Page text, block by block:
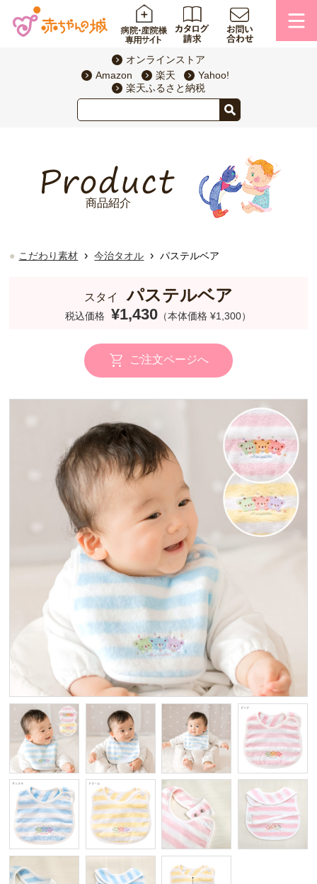
オンラインストア
Amazon
楽天
Yahoo!
楽天ふるさと納税
商品紹介
こだわり素材 › 今治タオル › パステルベア
スタイ パステルベア
税込価格 ¥1,430 （本体価格 ¥1,300）
ご注文ページへ